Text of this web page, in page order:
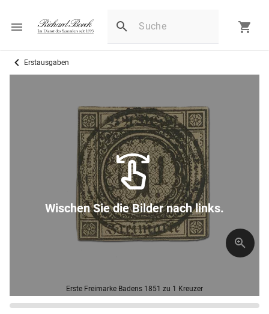
Erstausgaben
Erste Freimarke Badens 1851 zu 1 Kreuzer
Wischen Sie die Bilder nach links.